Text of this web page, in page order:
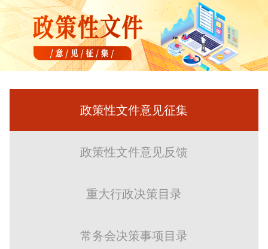
政策性文件意见征集
政策性文件意见反馈
重大行政决策目录
常务会决策事项目录